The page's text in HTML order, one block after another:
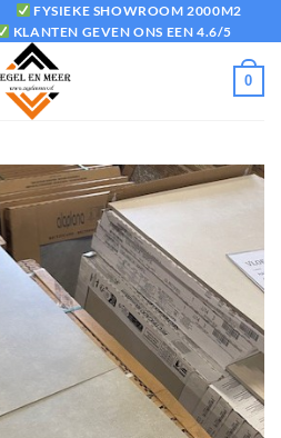
FYSIEKE SHOWROOM 2000M2
KLANTEN GEVEN ONS EEN 4.6/5
0